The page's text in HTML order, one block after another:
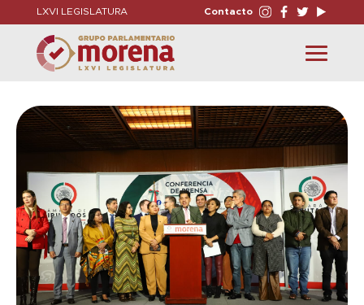
LXVI LEGISLATURA Contacto
Toggle
navigation